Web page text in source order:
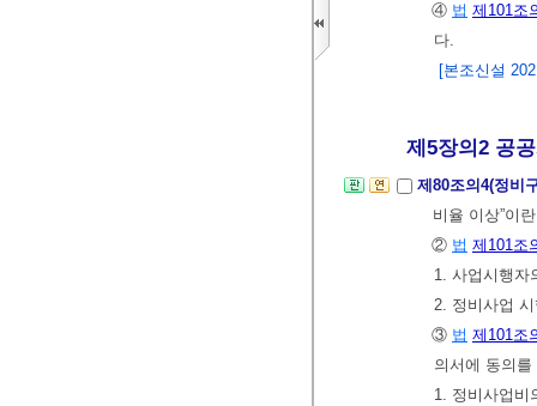
④ 법 제101조
다.
[본조신설
제5장의2 공공
제80조의4(정비
비율 이상”이
② 법 제101조
1. 사업시행자
2. 정비사업
③ 법 제101조
의서에 동의
1. 정비사업비